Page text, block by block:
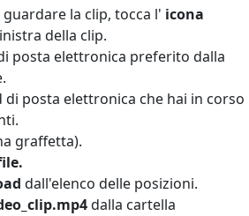
la clip, tocca l' icona
della clip.
posta elettronica preferito dalla
posta elettronica che hai in corso
graffetta).
dall'elenco delle posizioni.
dalla cartella